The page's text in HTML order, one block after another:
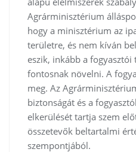
Agrárminisztérium
hogy a minisztérium az
területre, és nem kíván
eszik, inkább a
fontosnak növelni. A
meg. Az
biztonságát és a
elkerülését tartja szem
összetevők beltartalmi
szempontjából.